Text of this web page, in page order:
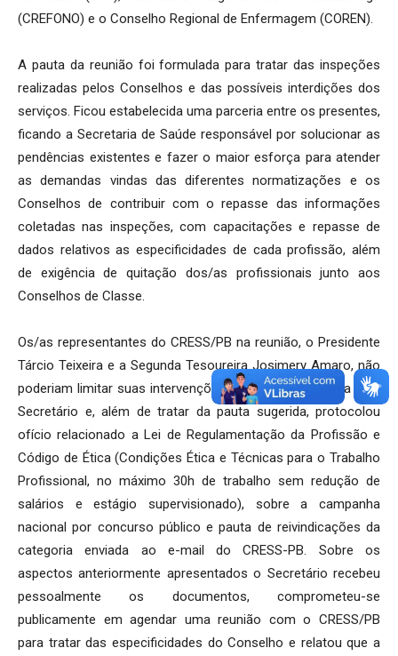
(CREFONO) e o Conselho Regional de Enfermagem (COREN).
A pauta da reunião foi formulada para tratar das inspeções
realizadas pelos Conselhos e das possíveis interdições dos
serviços. Ficou estabelecida uma parceria entre os presentes,
ficando a Secretaria de Saúde responsável por solucionar as
pendências existentes e fazer o maior esforça para atender
as demandas vindas das diferentes normatizações e os
Conselhos de contribuir com o repasse das informações
coletadas nas inspeções, com capacitações e repasse de
dados relativos as especificidades de cada profissão, além
de exigência de quitação dos/as profissionais junto aos
Conselhos de Classe.
Os/as representantes do CRESS/PB na reunião, o Presidente
Tárcio Teixeira e a Segunda Tesoureira Josimery Amaro, não
poderiam limitar suas intervenções a pauta apresentada pelo
Secretário e, além de tratar da pauta sugerida, protocolou
ofício relacionado a Lei de Regulamentação da Profissão e
Código de Ética (Condições Ética e Técnicas para o Trabalho
Profissional, no máximo 30h de trabalho sem redução de
salários e estágio supervisionado), sobre a campanha
nacional por concurso público e pauta de reivindicações da
categoria enviada ao e-mail do CRESS-PB. Sobre os
aspectos anteriormente apresentados o Secretário recebeu
pessoalmente os documentos, comprometeu-se
publicamente em agendar uma reunião com o CRESS/PB
para tratar das especificidades do Conselho e relatou que a